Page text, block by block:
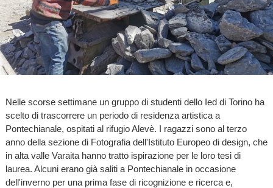
Nelle scorse settimane un gruppo di studenti dello Ied di Torino ha
scelto di trascorrere un periodo di residenza artistica a
Pontechianale, ospitati al rifugio Alevè. I ragazzi sono al terzo
anno della sezione di Fotografia dell'Istituto Europeo di design, che
in alta valle Varaita hanno tratto ispirazione per le loro tesi di
laurea. Alcuni erano già saliti a Pontechianale in occasione
dell'inverno per una prima fase di ricognizione e ricerca e,